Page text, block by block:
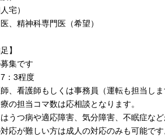
宅）
、精神科専門医（希望）
】
集です
：3程度
、看護師もしくは事務員（運転も担当しま
の担当コマ数は応相談となります。
うつ病や適応障害、気分障害、不眠症など
応が難しい方は成人の対応のみも可能です